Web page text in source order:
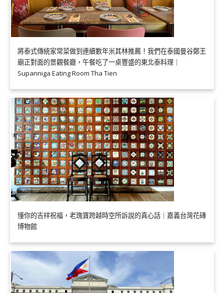
將泰式傳統家常菜做到連續數年米其林推薦！我們在泰國曼谷鄭王
廟正對面的景觀餐廳，午餐吃了一桌豐盛的東北泰料理｜
Supanniga Eating Room Tha Tien
懂你的吉祥祝福，老瑰寶跨越時空所訴說的真心話｜嘉義台灣花磚
博物館